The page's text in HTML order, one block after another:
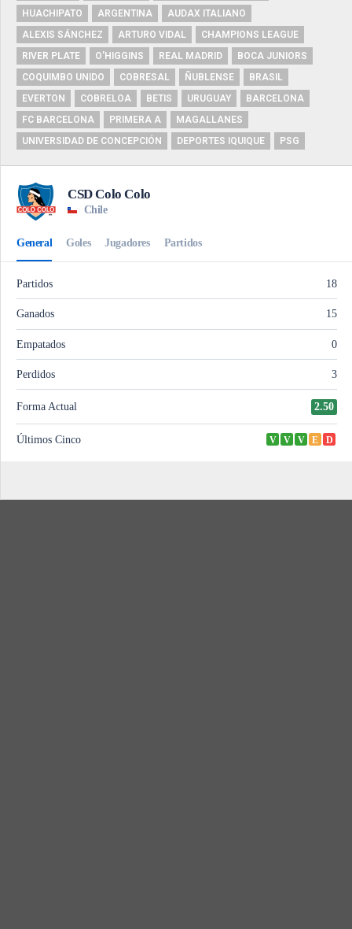
HUACHIPATO
ARGENTINA
AUDAX ITALIANO
ALEXIS SÁNCHEZ
ARTURO VIDAL
CHAMPIONS LEAGUE
RIVER PLATE
O'HIGGINS REAL MADRID
BOCA JUNIORS
COQUIMBO UNIDO
COBRESAL ÑUBLENSE
BRASIL
EVERTON
COBRELOA BETIS URUGUAY
BARCELONA
FC BARCELONA
PRIMERA A
MAGALLANES
UNIVERSIDAD DE CONCEPCIÓN
DEPORTES IQUIQUE PSG